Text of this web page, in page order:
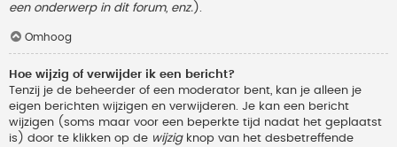
een onderwerp in dit forum, enz. ).
Omhoog
Hoe wijzig of verwijder ik een bericht?
Tenzij je de beheerder of een moderator bent, kan je alleen je
eigen berichten wijzigen en verwijderen. Je kan een bericht
wijzigen (soms maar voor een beperkte tijd nadat het geplaatst
is) door te klikken op de wijzigknop van het desbetreffende